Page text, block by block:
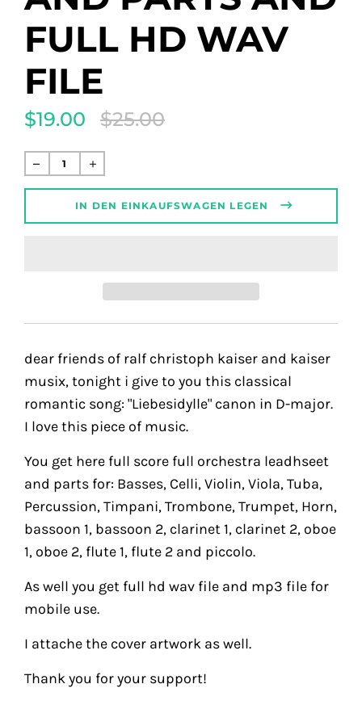
FULL HD WAV
FILE
$19.00
Translation
de.products.product.regular_price
$25.00
Normaler
Preis
IN DEN EINKAUFSWAGEN LEGEN
dear friends of ralf christoph kaiser and kaiser
musix, tonight i give to you this classical
romantic song: "Liebesidylle" canon in D-major.
I love this piece of music.
You get here full score full orchestra leadhseet
and parts for: Basses, Celli, Violin, Viola, Tuba,
Percussion, Timpani, Trombone, Trumpet, Horn,
bassoon 1, bassoon 2, clarinet 1, clarinet 2, oboe
1, oboe 2, flute 1, flute 2 and piccolo.
As well you get full hd wav file and mp3 file for
mobile use.
I attache the cover artwork as well.
Thank you for your support!